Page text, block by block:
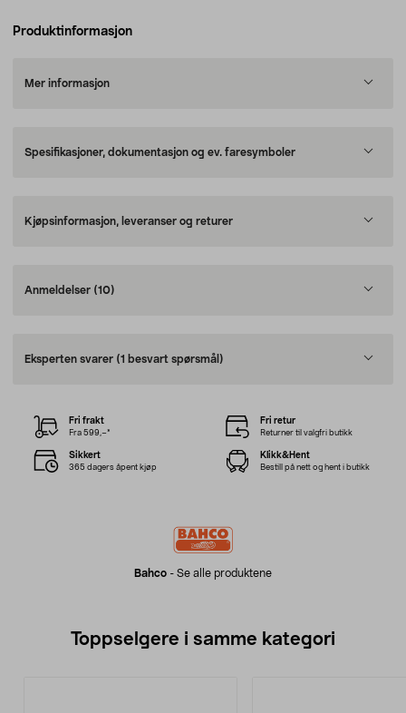
Produktinformasjon
Mer informasjon
Spesifikasjoner, dokumentasjon og ev. faresymboler
Kjøpsinformasjon, leveranser og returer
Anmeldelser (10)
Eksperten svarer (1 besvart spørsmål)
Bahco - Se alle produktene
Fri frakt
Fra 599,–*
Fri retur
Returner til valgfri butikk
Sikkert
365 dagers åpent kjøp
Klikk&Hent
Bestill på nett og hent i butikk
Toppselgere i samme kategori